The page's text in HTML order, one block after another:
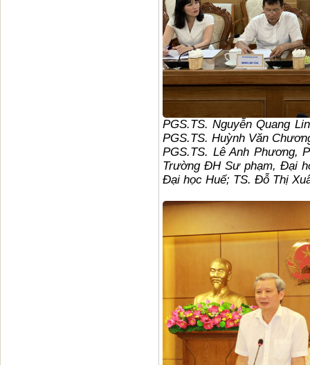
PGS.TS. Nguyễn Quang
PGS.TS. Huỳnh Văn
PGS.TS. Lê Anh Phương,
Trường ĐH Sư phạm, Đại
Đại học Huế; TS. Đỗ Thị